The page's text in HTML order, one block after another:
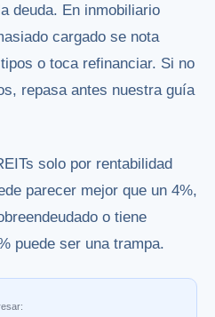
deuda. En inmobiliario
cargado se nota
o toca refinanciar. Si no
repasa antes nuestra guía
solo por rentabilidad
parecer mejor que un 4%,
o tiene
puede ser una trampa.